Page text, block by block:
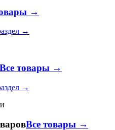
→
→
Все товары →
→
Все товары →